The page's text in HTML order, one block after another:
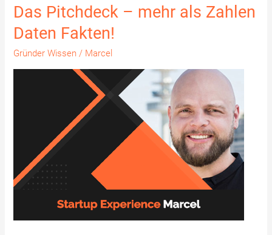
Das Pitchdeck – mehr als Zahlen
Daten Fakten!
Gründer Wissen / Marcel
Das
Pitchdeck
–
mehr